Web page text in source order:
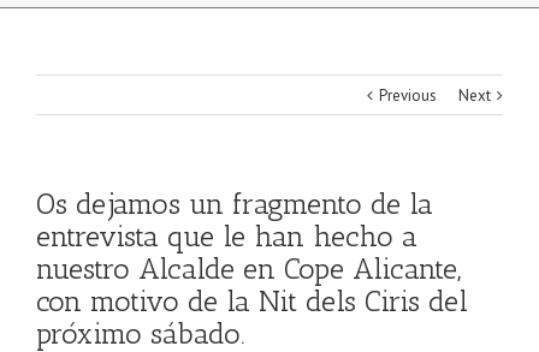
Previous Next
Os dejamos un fragmento de la
entrevista que le han hecho a
nuestro Alcalde en Cope Alicante,
con motivo de la Nit dels Ciris del
próximo sábado.